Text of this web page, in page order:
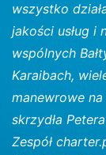
wszystko
jakości usług i
wspólnych
Karaibach,
manewrowe
skrzydła
Zespół